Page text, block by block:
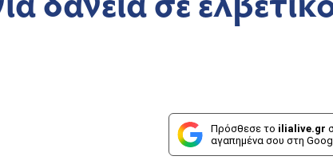
Πρόσθεσε το ilialive.gr
αγαπημένα σου στη